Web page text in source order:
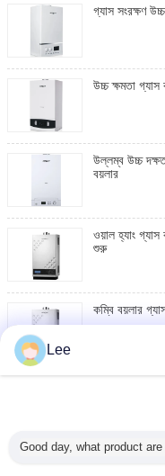
গ্যাস সংরক্ষণ
উচ্চ ক্ষমতা
উল্লম্ব উচ্চ
বয়লার
ওয়াল হ্যাং
শুরু
কম্বি বয়লার
320 মাত্রা
শক্তি সংরক্ষণ
Lee
Good day, what product